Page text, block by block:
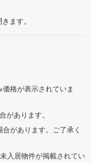
ます。
格が表示されていま
があります。
があります。ご了承く
入居物件が掲載されてい